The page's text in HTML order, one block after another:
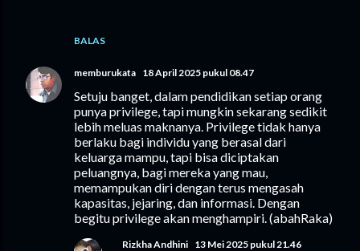
BALAS
memburukata 18 April 2025 pukul 08.47
Setuju banget, dalam pendidikan setiap orang
punya privilege, tapi mungkin sekarang sedikit
lebih meluas maknanya. Privilege tidak hanya
berlaku bagi individu yang berasal dari
keluarga mampu, tapi bisa diciptakan
peluangnya, bagi mereka yang mau,
memampukan diri dengan terus mengasah
kapasitas, jejaring, dan informasi. Dengan
begitu privilege akan menghampiri. (abahRaka)
Rizkha Andhini 13 Mei 2025 pukul 21.46